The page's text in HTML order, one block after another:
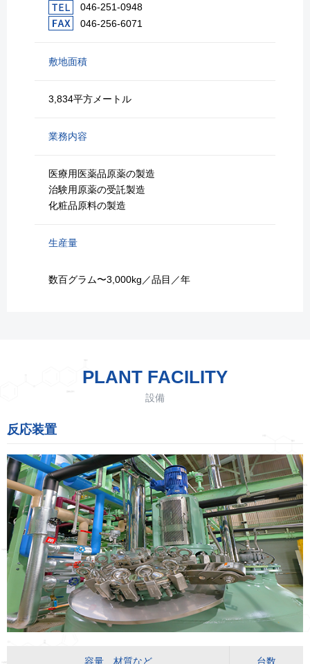
046-251-0948
046-256-6071
敷地面積
3,834平方メートル
業務内容
医療用医薬品原薬の製造
治験用原薬の受託製造
化粧品原料の製造
生産量
数百グラム〜3,000kg／品目／年
PLANT FACILITY
設備
反応装置
容量、材質など 台数